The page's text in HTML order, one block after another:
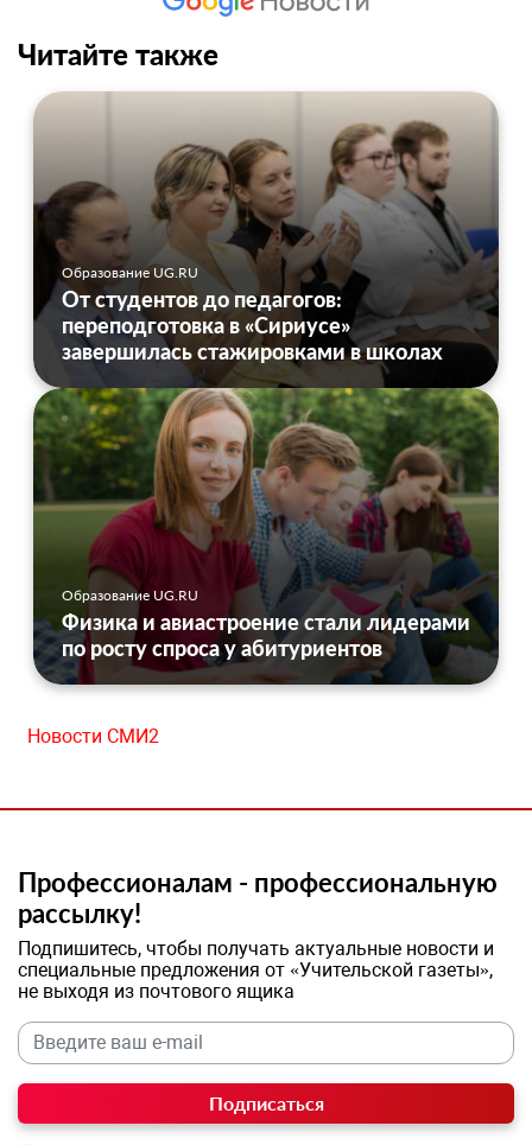
Читайте также
Образование UG.RU
От студентов до педагогов:
переподготовка в «Сириусе»
завершилась стажировками в школах
Образование UG.RU
Физика и авиастроение стали лидерами
по росту спроса у абитуриентов
Новости СМИ2
Профессионалам - профессиональную
рассылку!
Подпишитесь, чтобы получать актуальные новости и
специальные предложения от «Учительской газеты»,
не выходя из почтового ящика
Подписаться